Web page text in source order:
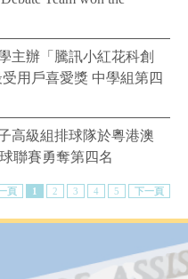
主辦「騰訊小紅花科創
用戶喜愛獎 中學組第四
高級組排球隊於粵港澳
聯賽勇奪第四名
頁 1 2 3 4 5 下一頁